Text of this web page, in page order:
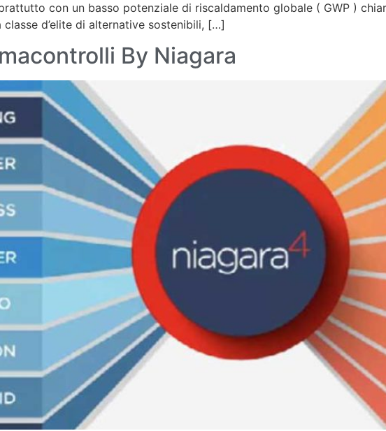
con un basso potenziale di riscaldamento globale ( GWP )
d’elite di alternative sostenibili, […]
By Niagara